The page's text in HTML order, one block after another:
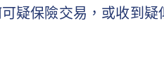
疑保險交易，或收到疑